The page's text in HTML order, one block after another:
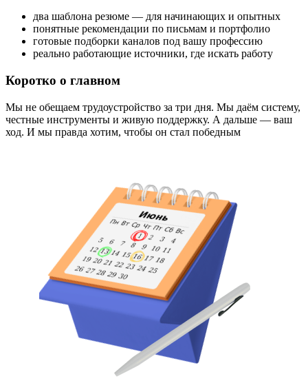
два шаблона резюме — для начинающих и опытных
понятные рекомендации по письмам и портфолио
готовые подборки каналов под вашу профессию
реально работающие источники, где искать работу
Коротко о главном
Мы не обещаем трудоустройство за три дня. Мы даём систему,
честные инструменты и живую поддержку. А дальше — ваш
ход. И мы правда хотим, чтобы он стал победным